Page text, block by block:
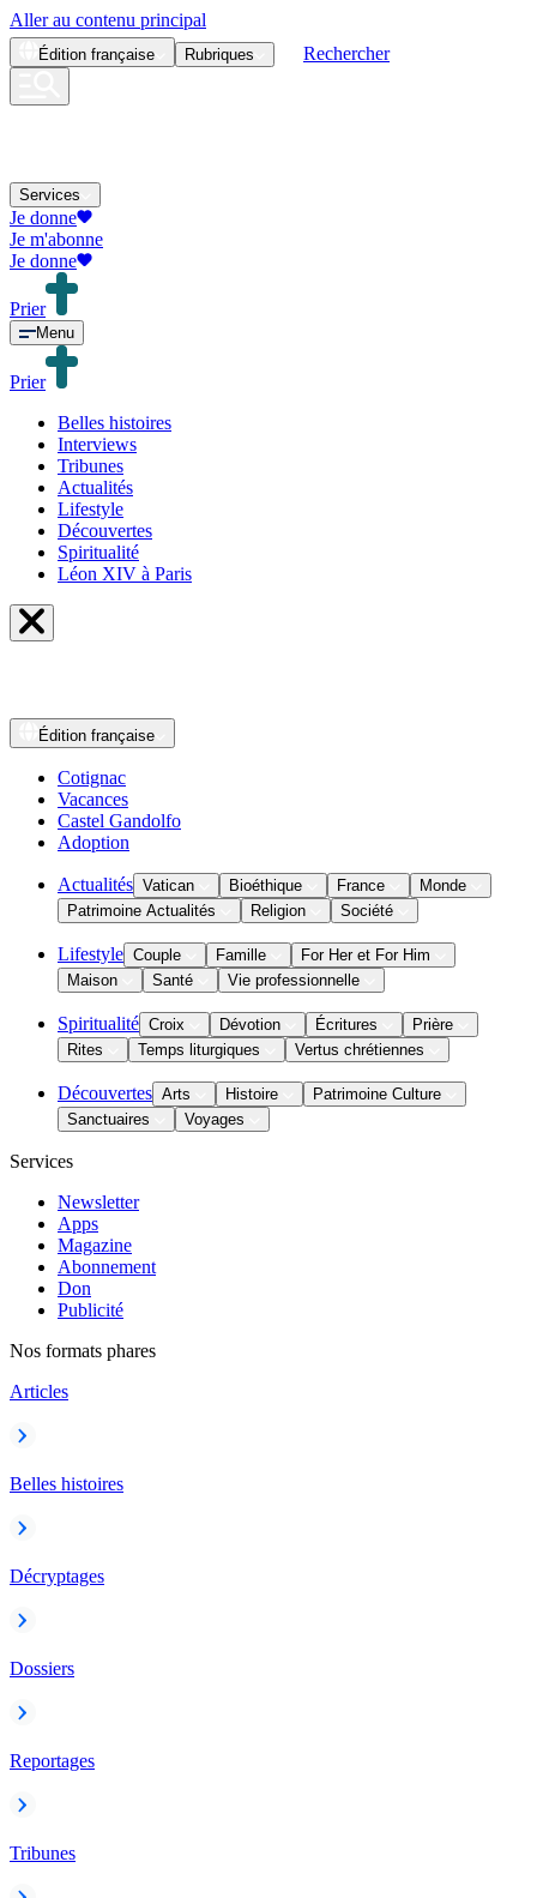
Aller au contenu principal
Édition française Rubriques Rechercher
Services
Je donne
Je m'abonne
Je donne
Prier
Menu
Prier
Belles histoires
Interviews
Tribunes
Actualités
Lifestyle
Découvertes
Spiritualité
Léon XIV à Paris
Édition française
Cotignac
Vacances
Castel Gandolfo
Adoption
Actualités Vatican Bioéthique France
Monde
Patrimoine Actualités
Religion Société
Lifestyle Couple Famille
For Her et For Him
Maison
Santé Vie professionnelle
Spiritualité Croix Dévotion Écritures
Prière
Rites
Temps liturgiques Vertus chrétiennes
Découvertes Arts Histoire
Patrimoine Culture
Sanctuaires
Voyages
Services
Newsletter
Apps
Magazine
Abonnement
Don
Publicité
Nos formats phares
Articles
Belles histoires
Décryptages
Dossiers
Reportages
Tribunes